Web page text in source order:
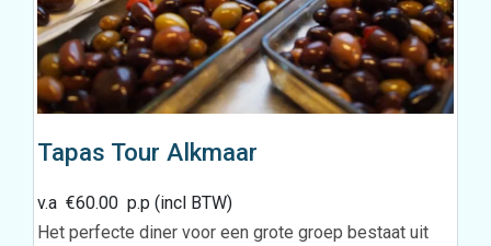
Tapas Tour Alkmaar
v.a€60.00 p.p (incl BTW)
Het perfecte diner voor een grote groep bestaat uit